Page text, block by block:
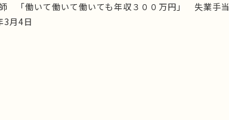
「働いて働いて働いても年収３００万円」 失業手当
月4日